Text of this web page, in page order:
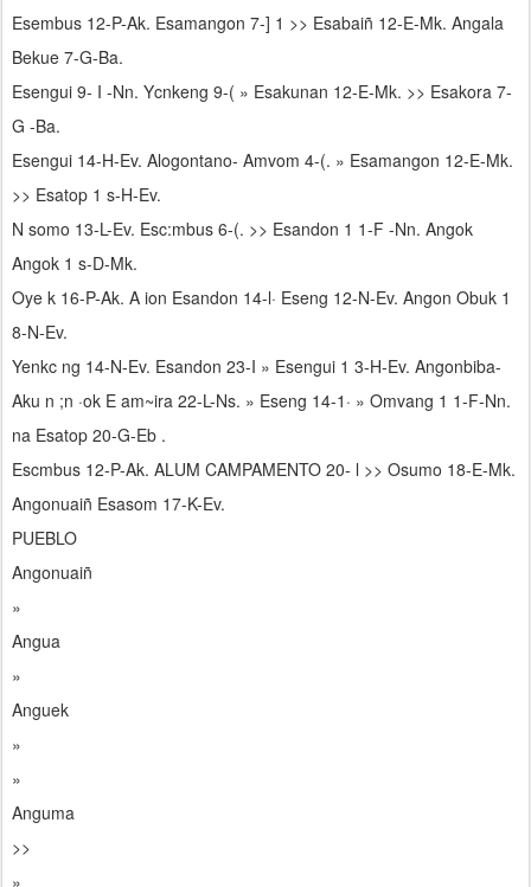
Esembus 12-P-Ak. Esamangon 7-] 1 >> Esabaiñ 12-E-Mk. Angala
Bekue 7-G-Ba.
Esengui 9- I -Nn. Ycnkeng 9-( » Esakunan 12-E-Mk. >> Esakora 7-
G -Ba.
Esengui 14-H-Ev. Alogontano- Amvom 4-(. » Esamangon 12-E-Mk.
>> Esatop 1 s-H-Ev.
N somo 13-L-Ev. Esc:mbus 6-(. >> Esandon 1 1-F -Nn. Angok
Angok 1 s-D-Mk.
Oye k 16-P-Ak. A ion Esandon 14-l· Eseng 12-N-Ev. Angon Obuk 1
8-N-Ev.
Yenkc ng 14-N-Ev. Esandon 23-I » Esengui 1 3-H-Ev. Angonbiba-
Aku n ;n ·ok E am~ira 22-L-Ns. » Eseng 14-1· » Omvang 1 1-F-Nn.
na Esatop 20-G-Eb .
Escmbus 12-P-Ak. ALUM CAMPAMENTO 20- l >> Osumo 18-E-Mk.
Angonuaiñ Esasom 17-K-Ev.
PUEBLO
Angonuaiñ
»
Angua
»
Anguek
»
»
Anguma
>>
»